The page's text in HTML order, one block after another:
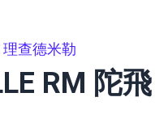
理查德米勒
RM 陀飛